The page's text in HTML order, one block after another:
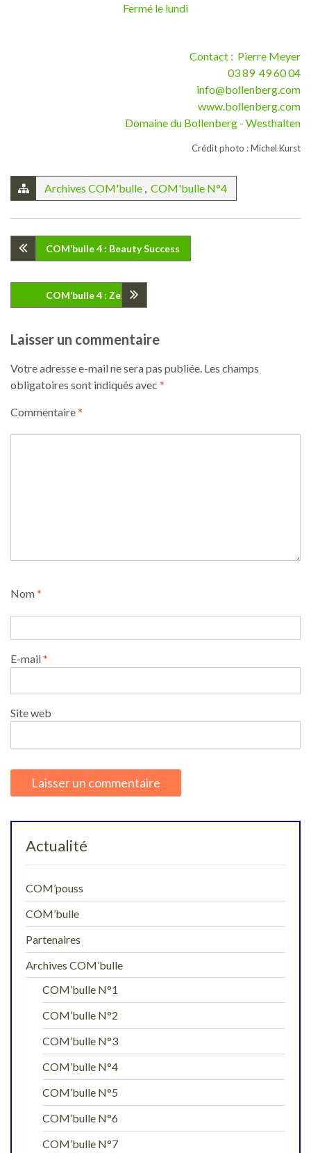
Fermé le lundi
Contact : Pierre Meyer
03 89 49 60 04
info@bollenberg.com
www.bollenberg.com
Domaine du Bollenberg - Westhalten
Crédit photo : Michel Kurst
Archives COM'bulle COM'bulle N°4
Navigation
de
l’article
COM’bulle 4 : Beauty Success
COM’bulle 4 : Zeste
Laisser un commentaire
Votre adresse e-mail ne sera pas publiée. Les champs
obligatoires sont indiqués avec *
Commentaire*
Nom*
E-mail*
Site web
Actualité
COM’pouss
COM’bulle
Partenaires
Archives COM’bulle
COM’bulle N°1
COM’bulle N°2
COM’bulle N°3
COM’bulle N°4
COM’bulle N°5
COM’bulle N°6
COM’bulle N°7